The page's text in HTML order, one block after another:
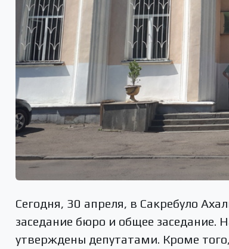
Сегодня, 30 апреля, в Сакребуло
заседание бюро и общее заседание.
утверждены депутатами. Кроме